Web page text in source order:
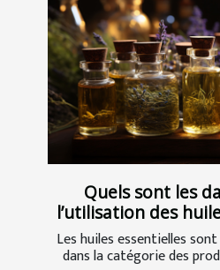
Quels sont les
l’utilisation des
Les huiles essentielles
dans la catégorie des